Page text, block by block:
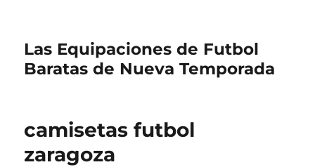
Las Equipaciones de Futbol
Baratas de Nueva Temporada
camisetas futbol
zaragoza